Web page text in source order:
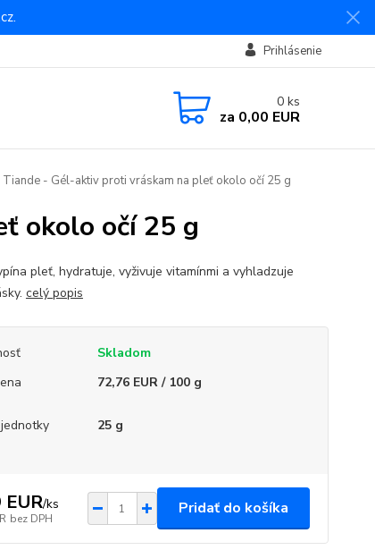
Prihlásenie
0 ks
za 0,00 EUR
Tiande - Gél-aktiv proti vráskam na pleť okolo očí 25 g
okolo očí 25 g
pleť, hydratuje, vyživuje vitamínmi a vyhladzuje
celý popis
Skladom
72,76 EUR / 100 g
25 g
EUR/ks
bez DPH
Pridať do košíka